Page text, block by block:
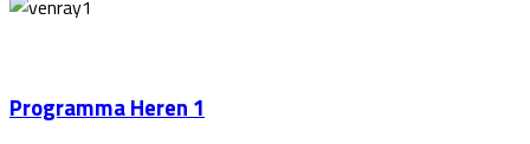
Programma Heren 1